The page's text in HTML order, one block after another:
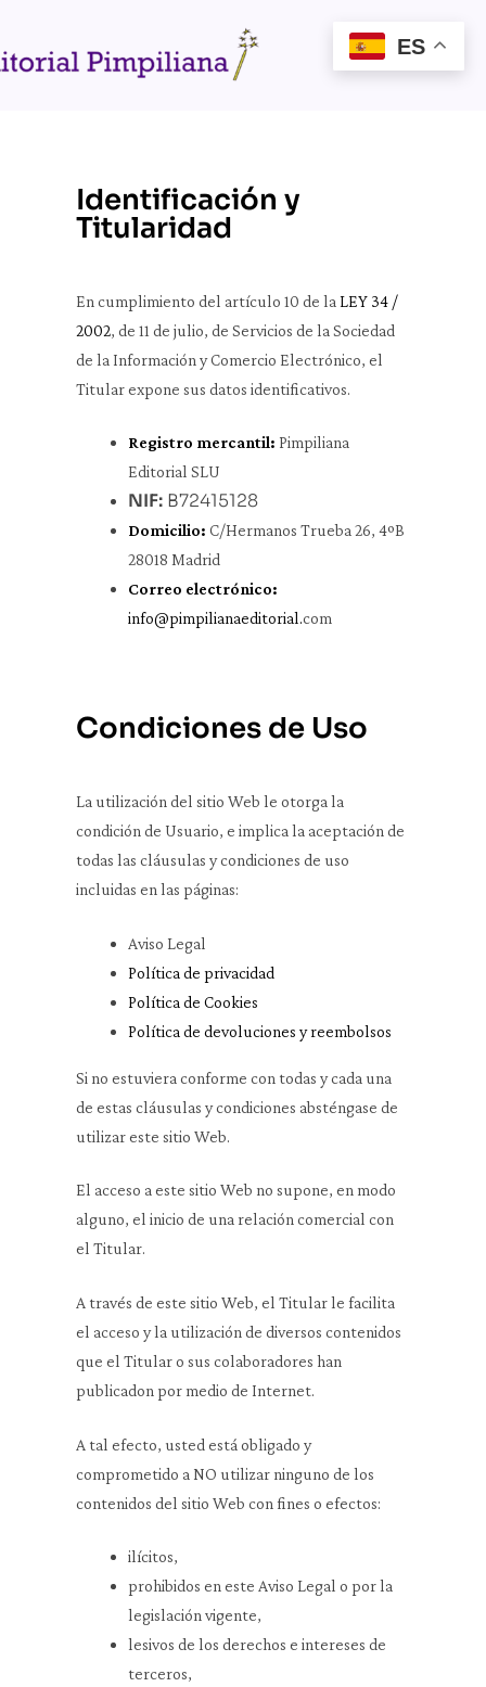
Identificación y
Titularidad
En cumplimiento del artículo 10 de la LEY 34 /
2002, de 11 de julio, de Servicios de la Sociedad
de la Información y Comercio Electrónico, el
Titular expone sus datos identificativos.
Registro mercantil: Pimpiliana
Editorial SLU
NIF: B72415128
Domicilio: C/Hermanos Trueba 26, 4ºB
28018 Madrid
Correo electrónico:
info@pimpilianaeditorial.com
Condiciones de Uso
La utilización del sitio Web le otorga la
condición de Usuario, e implica la aceptación de
todas las cláusulas y condiciones de uso
incluidas en las páginas:
Aviso Legal
Política de privacidad
Política de Cookies
Política de devoluciones y reembolsos
Si no estuviera conforme con todas y cada una
de estas cláusulas y condiciones absténgase de
utilizar este sitio Web.
El acceso a este sitio Web no supone, en modo
alguno, el inicio de una relación comercial con
el Titular.
A través de este sitio Web, el Titular le facilita
el acceso y la utilización de diversos contenidos
que el Titular o sus colaboradores han
publicadon por medio de Internet.
A tal efecto, usted está obligado y
comprometido a NO utilizar ninguno de los
contenidos del sitio Web con fines o efectos:
ilícitos,
prohibidos en este Aviso Legal o por la
legislación vigente,
lesivos de los derechos e intereses de
terceros,
ES